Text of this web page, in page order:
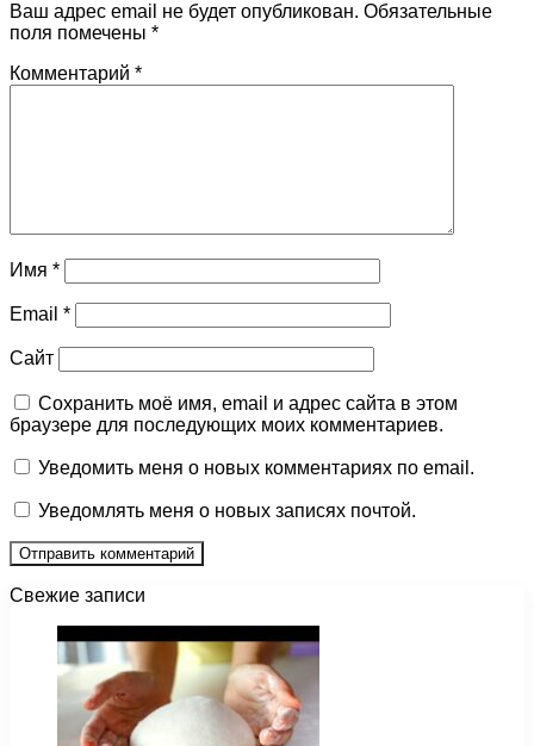
Ваш адрес email не будет опубликован. Обязательные
поля помечены *
Комментарий *
Имя *
Email *
Сайт
Сохранить моё имя, email и адрес сайта в этом
браузере для последующих моих комментариев.
Уведомить меня о новых комментариях по email.
Уведомлять меня о новых записях почтой.
Свежие записи